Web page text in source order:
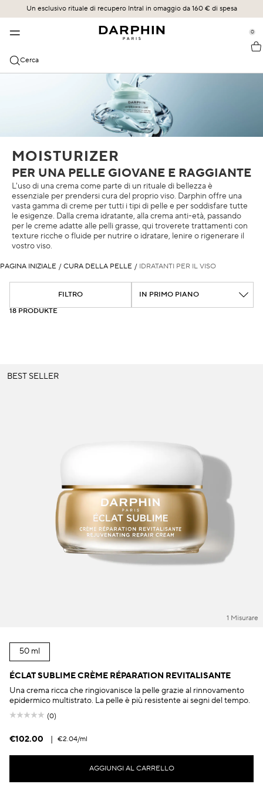
Un esclusivo rituale di recupero Intral in omaggio da 160 € di spesa
::elc_general.menu::
0
Cerca
BESTSELLER
BESTSELLER
TRATTAMENTO DELLA PELLE
SCOPRI
Regime per la cura della pelle
CATEGORIE
Idratanti e protezione SPF
Cura del contorno occhi e labbra
Maschere ed esfolianti
Oli
TRATTAMENTI SPECIFICI DELLA PELLE
Rughe e linee sottili
Pelle secca
Protezione SPF
Colorito spent
COLLEZIONI
ACQUISTA TUTTO
Elixir agli oli essenziali
Ideal Resource
Exquisâge
Prédermine
Soleil Plaisir
UN FUTURO ARRAIGADO EN UN LEGADO
I NOSTRI PROTOCOLLI SPECIALIZZATI IN FACCIALISTI
MOISTURIZER
PER UNA PELLE GIOVANE E RAGGIANTE
L'uso di una crema come parte di un rituale di bellezza è
essenziale per prendersi cura del proprio viso. Darphin offre una
vasta gamma di creme per tutti i tipi di pelle e per soddisfare tutte
le esigenze. Dalla crema idratante, alla crema anti-età, passando
per le creme adatte alle pelli grasse, qui troverete trattamenti con
texture ricche o fluide per nutrire o idratare, lenire o rigenerare il
vostro viso.
PAGINA INIZIALE / CURA DELLA PELLE / IDRATANTI PER IL VISO
FILTRO
18 PRODUKTE
Ricevi una Original Skin™ Retexturizing Mask da 30 ml con 85
BEST SELLER
1 Misurare
50 ml
ÉCLAT SUBLIME CRÈME RÉPARATION REVITALISANTE
Una crema ricca che ringiovanisce la pelle grazie al rinnovamento
epidermico multistrato. La pelle è più resistente ai segni del tempo.
(0)
€102.00 | €2.04/ml
AGGIUNGI AL CARRELLO